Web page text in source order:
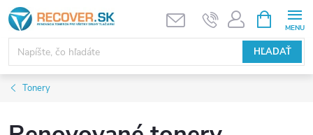
Prejsť
na
obsah
HĽADAŤ
KOŠÍK
Tonery